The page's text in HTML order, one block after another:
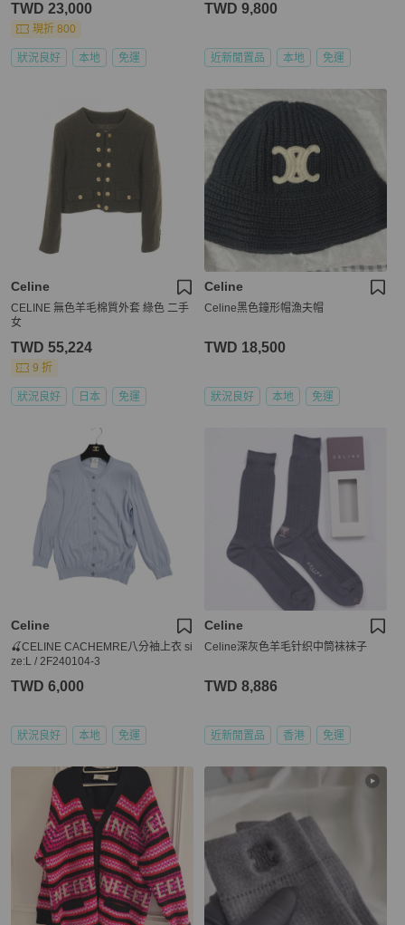
TWD 23,000
現折 800
狀況良好 本地 免運
TWD 9,800
近新閒置品 本地 免運
Celine
CELINE 無色羊毛棉質外套 綠色 二手
女
TWD 55,224
9 折
狀況良好 日本 免運
Celine
Celine黑色鐘形帽漁夫帽
TWD 18,500
狀況良好 本地 免運
Celine
🍒CELINE CACHEMRE八分袖上衣 si
ze:L / 2F240104-3
TWD 6,000
狀況良好 本地 免運
Celine
Celine深灰色羊毛针织中筒袜袜子
TWD 8,886
近新閒置品 香港 免運